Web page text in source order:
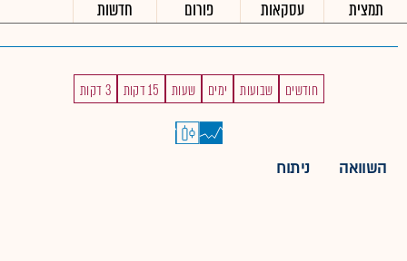
תמצית עסקאות פורום חדשות
חודשים שבועות ימים שעות 15 דקות 3 דקות
השוואה ניתוח